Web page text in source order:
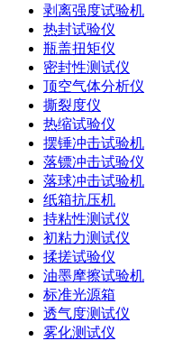
剥离强度试验机
热封试验仪
瓶盖扭矩仪
密封性测试仪
顶空气体分析仪
撕裂度仪
热缩试验仪
摆锤冲击试验机
落镖冲击试验仪
落球冲击试验机
纸箱抗压机
持粘性测试仪
初粘力测试仪
揉搓试验仪
油墨摩擦试验机
标准光源箱
透气度测试仪
雾化测试仪